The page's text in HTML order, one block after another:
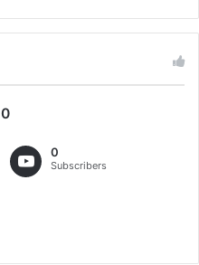
0
0
Subscribers